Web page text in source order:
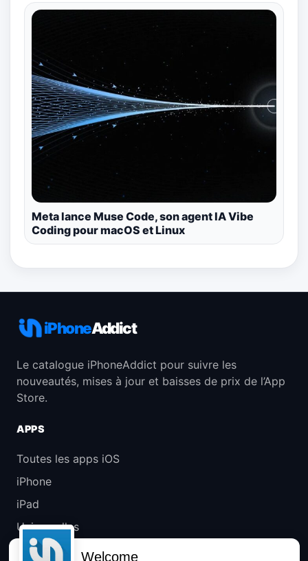
Meta lance Muse Code, son agent IA Vibe
Coding pour macOS et Linux
iPhoneAddict
Le catalogue iPhoneAddict pour suivre les
nouveautés, mises à jour et baisses de prix de l’App
Store.
APPS
Toutes les apps iOS
iPhone
iPad
Universelles
Mac
Welcome